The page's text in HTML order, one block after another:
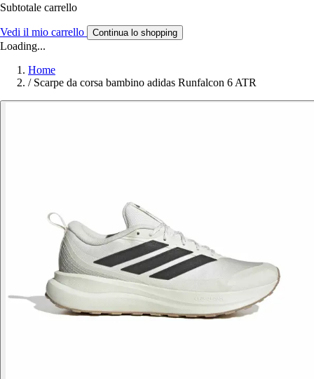
Subtotale carrello
Vedi il mio carrello Continua lo shopping
Loading...
Home
/ Scarpe da corsa bambino adidas Runfalcon 6 ATR